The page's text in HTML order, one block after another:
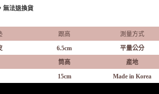
無法退換貨
跟高
測量方式
6.5cm
平量公分
筒高
產地
15cm
Made in Korea